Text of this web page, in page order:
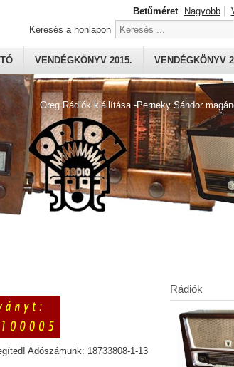
Öreg Rádiók kiállítása -Perneky Sándor
VENDÉGKÖNYV 2015. VENDÉGKÖNYV
Betűméret Nagyobb
Keresés a honlapon
Adószámunk: 18733808-1-13
Rádiók